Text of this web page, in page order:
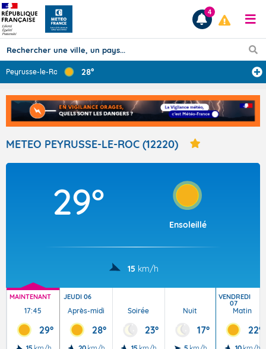
Prévisions
TOUS LES RÉSULTATS
Articles
4
Peyrusse-le-Roc ... 28°
METEO PEYRUSSE-LE-ROC (12220)
29°
Ensoleillé
15 km/h
MAINTENANT
17:45
29°
JEUDI 06
Après-midi
28°
Soirée
23°
Nuit
17°
VENDREDI
07
Matin
22°